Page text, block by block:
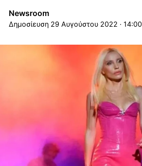
Newsroom
29 Αυγούστου 2022 · 14:00